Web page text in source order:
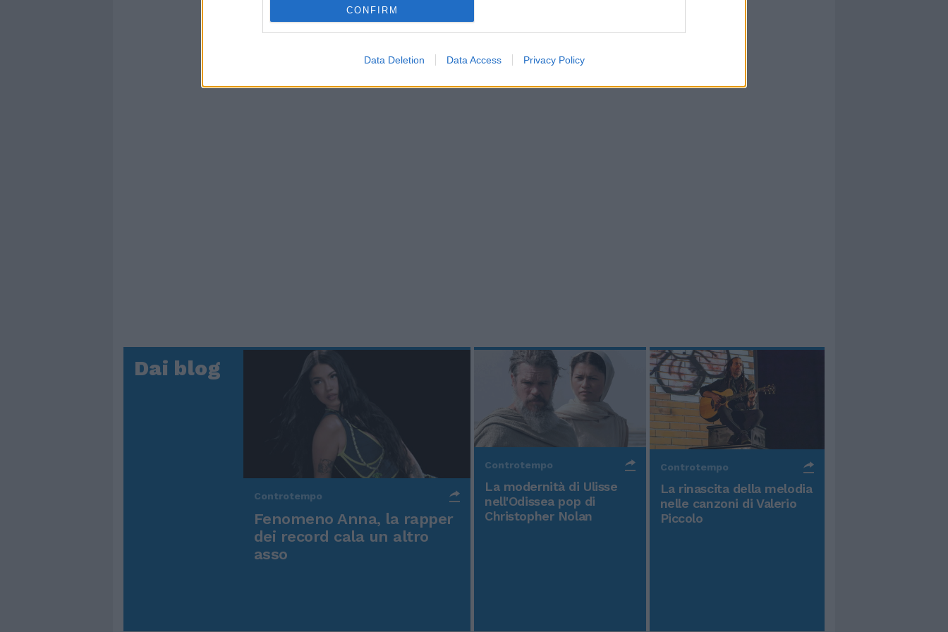
CONFIRM
Data Deletion Data Access Privacy Policy
Dai blog
Controtempo
Fenomeno Anna, la rapper
dei record cala un altro
asso
Controtempo
La modernità di Ulisse
nell'Odissea pop di
Christopher Nolan
Controtempo
La rinascita della melodia
nelle canzoni di Valerio
Piccolo